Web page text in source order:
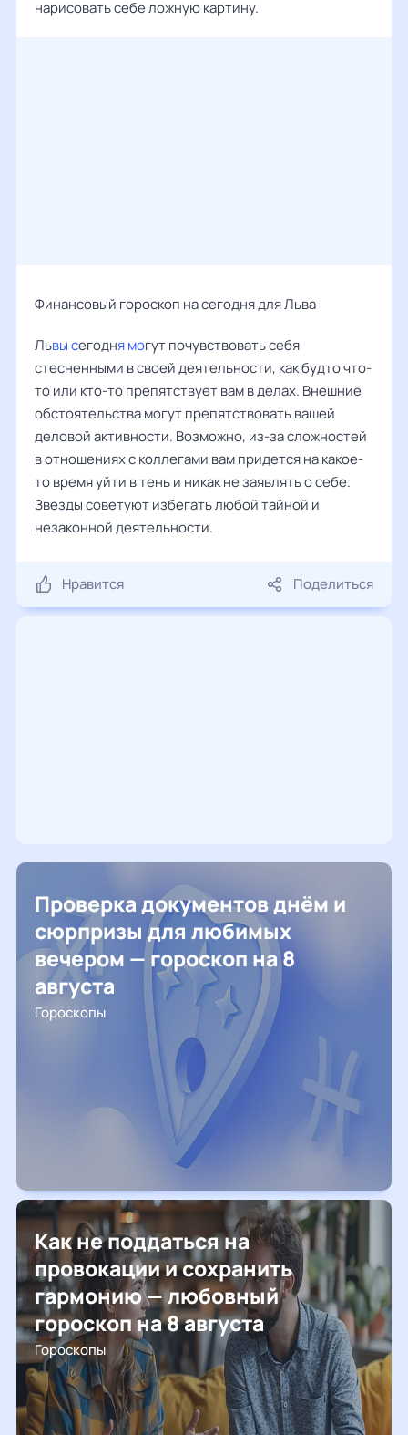
нарисовать себе ложную картину.
Финансовый гороскоп на сегодня для Льва
Львы сегодня могут почувствовать себя
стесненными в своей деятельности, как будто что-
то или кто-то препятствует вам в делах. Внешние
обстоятельства могут препятствовать вашей
деловой активности. Возможно, из-за сложностей
в отношениях с коллегами вам придется на какое-
то время уйти в тень и никак не заявлять о себе.
Звезды советуют избегать любой тайной и
незаконной деятельности.
Нравится Поделиться
Проверка документов днём и
сюрпризы для любимых
вечером — гороскоп на 8
августа
Гороскопы
Как не поддаться на
провокации и сохранить
гармонию — любовный
гороскоп на 8 августа
Гороскопы